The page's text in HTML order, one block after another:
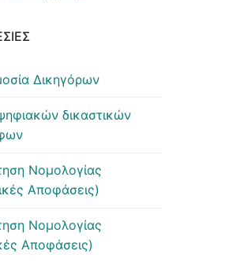
Δικηγόρων
δικαστικών
Νομολογίας
Αποφάσεις)
Νομολογίας
Αποφάσεις)